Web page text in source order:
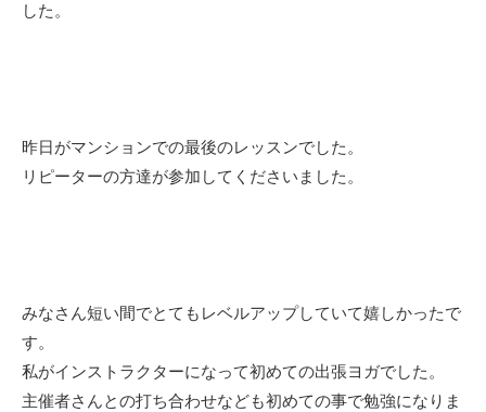
した。
昨日がマンションでの最後のレッスンでした。
リピーターの方達が参加してくださいました。
みなさん短い間でとてもレベルアップしていて嬉しかったで
す。
私がインストラクターになって初めての出張ヨガでした。
主催者さんとの打ち合わせなども初めての事で勉強になりま